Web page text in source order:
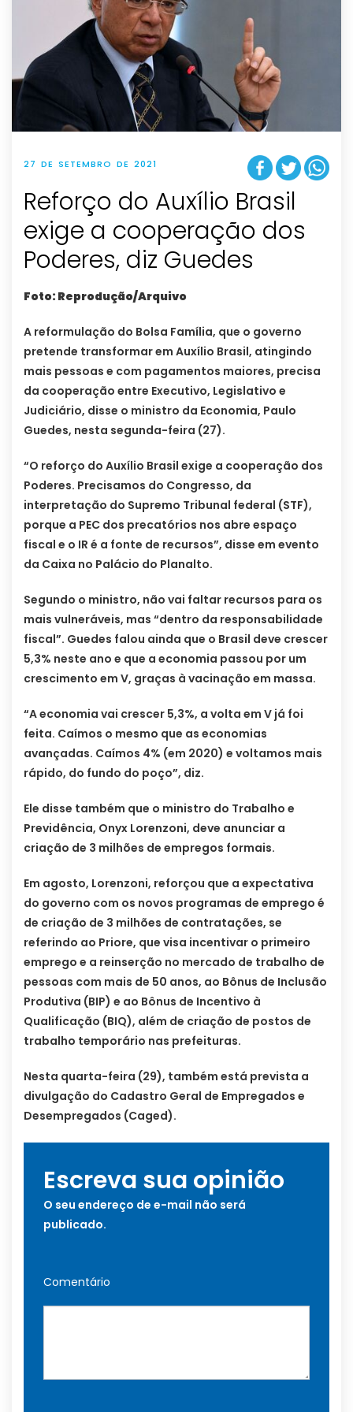
27 DE SETEMBRO DE 2021
Reforço do Auxílio Brasil
exige a cooperação dos
Poderes, diz Guedes
Foto: Reprodução/Arquivo
A reformulação do Bolsa Família, que o governo
pretende transformar em Auxílio Brasil, atingindo
mais pessoas e com pagamentos maiores, precisa
da cooperação entre Executivo, Legislativo e
Judiciário, disse o ministro da Economia, Paulo
Guedes, nesta segunda-feira (27).
“O reforço do Auxílio Brasil exige a cooperação dos
Poderes. Precisamos do Congresso, da
interpretação do Supremo Tribunal federal (STF),
porque a PEC dos precatórios nos abre espaço
fiscal e o IR é a fonte de recursos”, disse em evento
da Caixa no Palácio do Planalto.
Segundo o ministro, não vai faltar recursos para os
mais vulneráveis, mas “dentro da responsabilidade
fiscal”. Guedes falou ainda que o Brasil deve crescer
5,3% neste ano e que a economia passou por um
crescimento em V, graças à vacinação em massa.
“A economia vai crescer 5,3%, a volta em V já foi
feita. Caímos o mesmo que as economias
avançadas. Caímos 4% (em 2020) e voltamos mais
rápido, do fundo do poço”, diz.
Ele disse também que o ministro do Trabalho e
Previdência, Onyx Lorenzoni, deve anunciar a
criação de 3 milhões de empregos formais.
Em agosto, Lorenzoni, reforçou que a expectativa
do governo com os novos programas de emprego é
de criação de 3 milhões de contratações, se
referindo ao Priore, que visa incentivar o primeiro
emprego e a reinserção no mercado de trabalho de
pessoas com mais de 50 anos, ao Bônus de Inclusão
Produtiva (BIP) e ao Bônus de Incentivo à
Qualificação (BIQ), além de criação de postos de
trabalho temporário nas prefeituras.
Nesta quarta-feira (29), também está prevista a
divulgação do Cadastro Geral de Empregados e
Desempregados (Caged).
Escreva sua opinião
O seu endereço de e-mail não será
publicado.
Comentário